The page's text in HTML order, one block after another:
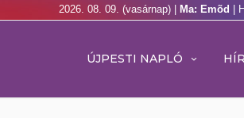
2026. 08. 09. (vasárnap) | Ma: Emõd |
ÚJPESTI NAPLÓ